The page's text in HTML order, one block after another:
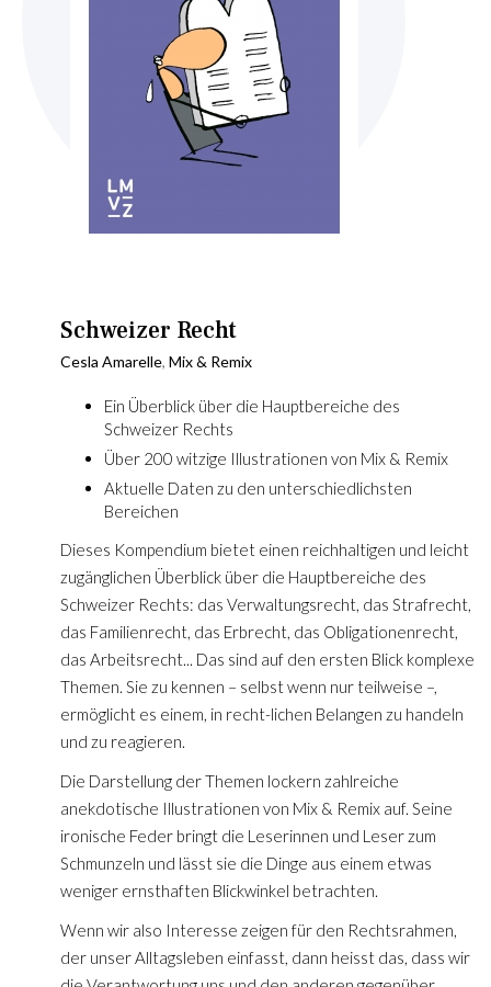
Schweizer Recht
Cesla Amarelle, Mix & Remix
Ein Überblick über die Hauptbereiche des
Schweizer Rechts
Über 200 witzige Illustrationen von Mix & Remix
Aktuelle Daten zu den unterschiedlichsten
Bereichen
Dieses Kompendium bietet einen reichhaltigen und leicht
zugänglichen Überblick über die Hauptbereiche des
Schweizer Rechts: das Verwaltungsrecht, das Strafrecht,
das Familienrecht, das Erbrecht, das Obligationenrecht,
das Arbeitsrecht... Das sind auf den ersten Blick komplexe
Themen. Sie zu kennen – selbst wenn nur teilweise –,
ermöglicht es einem, in recht-lichen Belangen zu handeln
und zu reagieren.
Die Darstellung der Themen lockern zahlreiche
anekdotische Illustrationen von Mix & Remix auf. Seine
ironische Feder bringt die Leserinnen und Leser zum
Schmunzeln und lässt sie die Dinge aus einem etwas
weniger ernsthaften Blickwinkel betrachten.
Wenn wir also Interesse zeigen für den Rechtsrahmen,
der unser Alltagsleben einfasst, dann heisst das, dass wir
beginning
of
the
gallery